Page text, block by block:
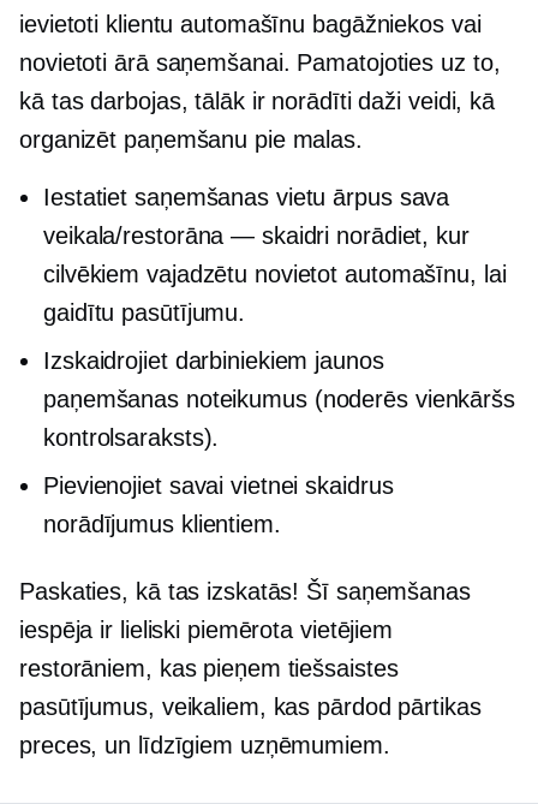
ievietoti klientu automašīnu bagāžniekos vai
novietoti ārā saņemšanai. Pamatojoties uz to,
kā tas darbojas, tālāk ir norādīti daži veidi, kā
organizēt paņemšanu pie malas.
Iestatiet saņemšanas vietu ārpus sava
veikala/restorāna — skaidri norādiet, kur
cilvēkiem vajadzētu novietot automašīnu, lai
gaidītu pasūtījumu.
Izskaidrojiet darbiniekiem jaunos
paņemšanas noteikumus (noderēs vienkāršs
kontrolsaraksts).
Pievienojiet savai vietnei skaidrus
norādījumus klientiem.
Paskaties, kā tas izskatās! Šī saņemšanas
iespēja ir lieliski piemērota vietējiem
restorāniem, kas pieņem tiešsaistes
pasūtījumus, veikaliem, kas pārdod pārtikas
preces, un līdzīgiem uzņēmumiem.